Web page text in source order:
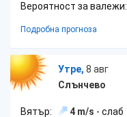
Вероятност за валежи:
Подробна прогноза
Утре, 8 авг
Слънчево
Вятър: 4 m/s - слаб